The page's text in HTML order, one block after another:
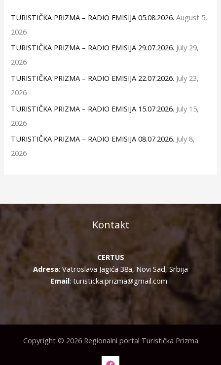
TURISTIČKA PRIZMA – RADIO EMISIJA 05.08.2026. August 5,
2026
TURISTIČKA PRIZMA – RADIO EMISIJA 29.07.2026. July 29,
2026
TURISTIČKA PRIZMA – RADIO EMISIJA 22.07.2026. July 23,
2026
TURISTIČKA PRIZMA – RADIO EMISIJA 15.07.2026. July 15,
2026
TURISTIČKA PRIZMA – RADIO EMISIJA 08.07.2026. July 8,
2026
Kontakt
CERTUS
Adresa: Vatroslava Jagića 38a, Novi Sad, Srbija
Email: turisticka.prizma@gmail.com
Copyright © 2026 Regionalni portal Turistička Prizma